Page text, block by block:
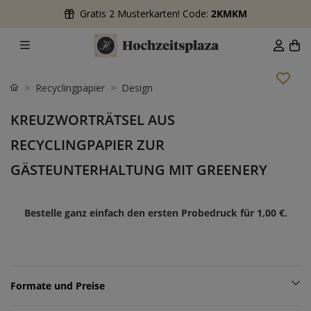
Gratis 2 Musterkarten! Code: 2KMKM
Recyclingpapier Design
KREUZWORTRÄTSEL AUS
RECYCLINGPAPIER ZUR
GÄSTEUNTERHALTUNG MIT GREENERY
Bestelle ganz einfach den ersten Probedruck für 1,00 €.
Formate und Preise